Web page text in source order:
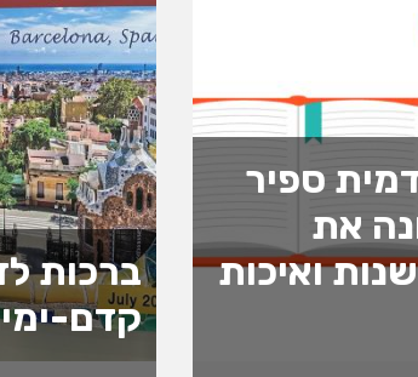
ספיר
את
ואיכות
ברכות
קדם-